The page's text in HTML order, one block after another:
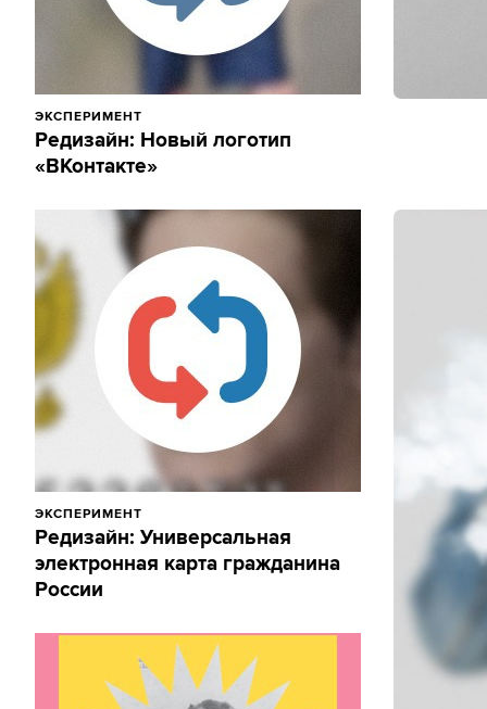
ЭКСПЕРИМЕНТ
Редизайн: Новый логотип
«ВКонтакте»
ЭКСПЕРИМЕНТ
Редизайн: Универсальная
электронная карта гражданина
России